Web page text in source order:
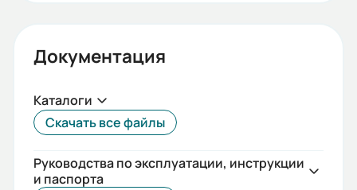
Документация
Каталоги
Скачать все файлы
Руководства по эксплуатации, инструкции
и паспорта